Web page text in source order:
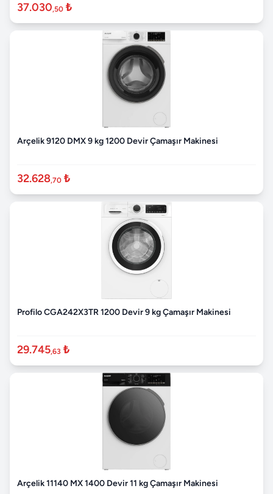
37.030,50 ₺
Arçelik 9120 DMX 9 kg 1200 Devir Çamaşır Makinesi
32.628,70 ₺
Profilo CGA242X3TR 1200 Devir 9 kg Çamaşır Makinesi
29.745,63 ₺
Arçelik 11140 MX 1400 Devir 11 kg Çamaşır Makinesi